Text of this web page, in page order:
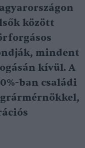
között
mindent
kívül. A
ban családi